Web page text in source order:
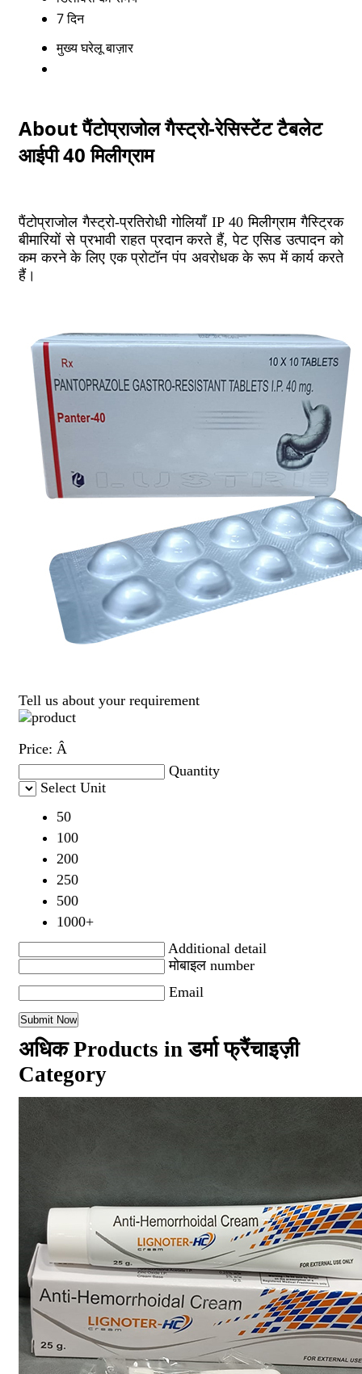
7 दिन
मुख्य घरेलू बाज़ार
About पैंटोप्राजोल गैस्ट्रो-रेसिस्टेंट टैबलेट
आईपी 40 मिलीग्राम
पैंटोप्राजोल गैस्ट्रो-प्रतिरोधी गोलियाँ IP 40 मिलीग्राम गैस्ट्रिक
बीमारियों से प्रभावी राहत प्रदान करते हैं, पेट एसिड उत्पादन को
कम करने के लिए एक प्रोटॉन पंप अवरोधक के रूप में कार्य करते
हैं।
Tell us about your requirement
Price: Â
Quantity
Select Unit
50
100
200
250
500
1000+
Additional detail
मोबाइल number
Email
अधिक Products in डर्मा फ्रैंचाइज़ी
Category